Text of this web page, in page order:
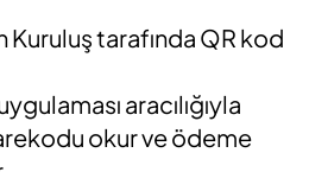
Kuruluş tarafında QR kod
aracılığıyla
okur ve ödeme